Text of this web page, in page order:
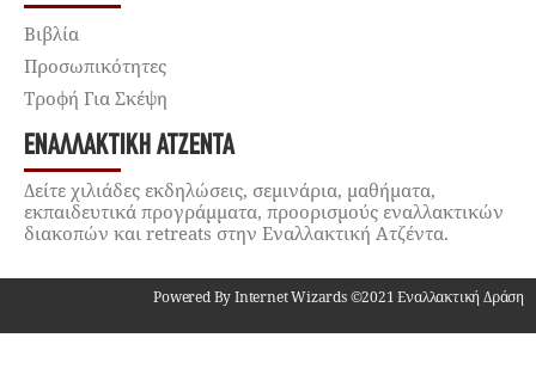
Βιβλία
Προσωπικότητες
Τροφή Για Σκέψη
ΕΝΑΛΛΑΚΤΙΚΉ ΑΤΖΈΝΤΑ
Δείτε χιλιάδες εκδηλώσεις, σεμινάρια, μαθήματα,
εκπαιδευτικά προγράμματα, προορισμούς εναλλακτικών
διακοπών και retreats στην Εναλλακτική Ατζέντα.
Powered By Internet Wizards ©2021 Εναλλακτική Δράση